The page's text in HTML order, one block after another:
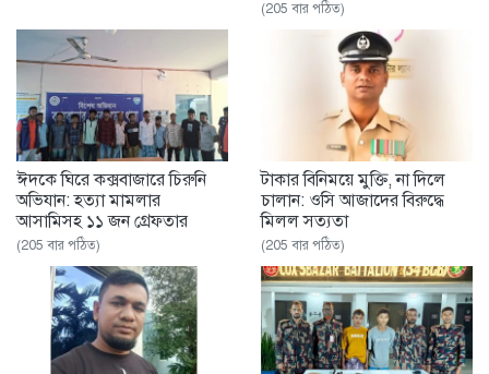
(205 বার পঠিত)
ঈদকে ঘিরে কক্সবাজারে চিরুনি
অভিযান: হত্যা মামলার
আসামিসহ ১১ জন গ্রেফতার
(205 বার পঠিত)
টাকার বিনিময়ে মুক্তি, না দিলে
চালান: ওসি আজাদের বিরুদ্ধে
মিলল সত্যতা
(205 বার পঠিত)